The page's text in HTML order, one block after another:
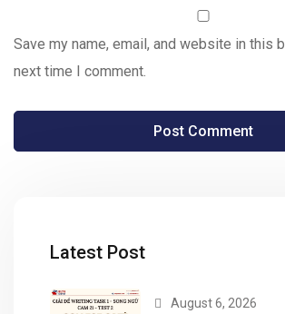
Save my name, email, and website in this
next time I comment.
Latest Post
August 6, 2026